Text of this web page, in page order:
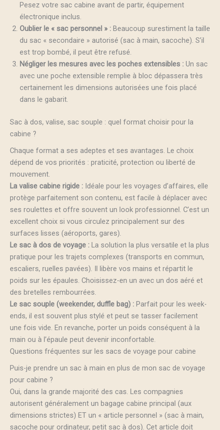
Pesez votre sac cabine avant de partir, équipement
électronique inclus.
Oublier le « sac personnel » : Beaucoup surestiment la taille
du sac « secondaire » autorisé (sac à main, sacoche). S’il
est trop bombé, il peut être refusé.
Négliger les mesures avec les poches extensibles : Un sac
avec une poche extensible remplie à bloc dépassera très
certainement les dimensions autorisées une fois placé
dans le gabarit.
Sac à dos, valise, sac souple : quel format choisir pour la
cabine ?
Chaque format a ses adeptes et ses avantages. Le choix
dépend de vos priorités : praticité, protection ou liberté de
mouvement.
La valise cabine rigide : Idéale pour les voyages d’affaires, elle
protège parfaitement son contenu, est facile à déplacer avec
ses roulettes et offre souvent un look professionnel. C’est un
excellent choix si vous circulez principalement sur des
surfaces lisses (aéroports, gares).
Le sac à dos de voyage : La solution la plus versatile et la plus
pratique pour les trajets complexes (transports en commun,
escaliers, ruelles pavées). Il libère vos mains et répartit le
poids sur les épaules. Choisissez-en un avec un dos aéré et
des bretelles rembourrées.
Le sac souple (weekender, duffle bag) : Parfait pour les week-
ends, il est souvent plus stylé et peut se tasser facilement
une fois vide. En revanche, porter un poids conséquent à la
main ou à l’épaule peut devenir inconfortable.
Questions fréquentes sur les sacs de voyage pour cabine
Puis-je prendre un sac à main en plus de mon sac de voyage
pour cabine ?
Oui, dans la grande majorité des cas. Les compagnies
autorisent généralement un bagage cabine principal (aux
dimensions strictes) ET un « article personnel » (sac à main,
sacoche pour ordinateur, petit sac à dos). Cet article doit